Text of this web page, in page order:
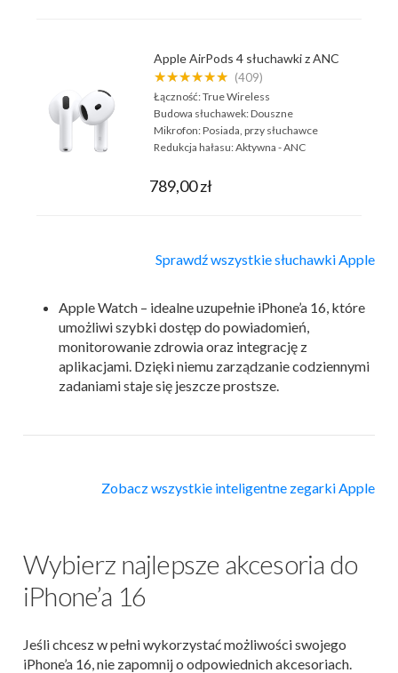
Apple AirPods 4 słuchawki z ANC
★★★★★★ (409)
Łączność:True Wireless
Budowa słuchawek:Douszne
Mikrofon:Posiada, przy słuchawce
Redukcja hałasu:Aktywna - ANC
789,00 zł
Sprawdź wszystkie słuchawki Apple
Apple Watch – idealne uzupełnie iPhone’a 16, które
umożliwi szybki dostęp do powiadomień,
monitorowanie zdrowia oraz integrację z
aplikacjami. Dzięki niemu zarządzanie codziennymi
zadaniami staje się jeszcze prostsze.
Zobacz wszystkie inteligentne zegarki Apple
Wybierz najlepsze akcesoria do
iPhone’a 16
Jeśli chcesz w pełni wykorzystać możliwości swojego
iPhone’a 16, nie zapomnij o odpowiednich akcesoriach.